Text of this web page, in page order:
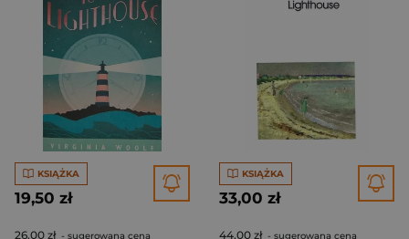
KSIĄŻKA
19,50 zł
26,00 zł - sugerowana cena
KSIĄŻKA
33,00 zł
44,00 zł - sugerowana cena